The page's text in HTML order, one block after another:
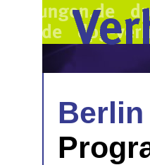
Berlin